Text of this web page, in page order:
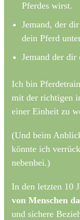
Pferdes wirst.
Jemand, der
dein Pferd
Jemand der
Ich bin
mit der richtigen
einer Einheit zu
(Und beim
könnte ich
nebenbei.)
In den letzten 10
von Menschen
und sichere